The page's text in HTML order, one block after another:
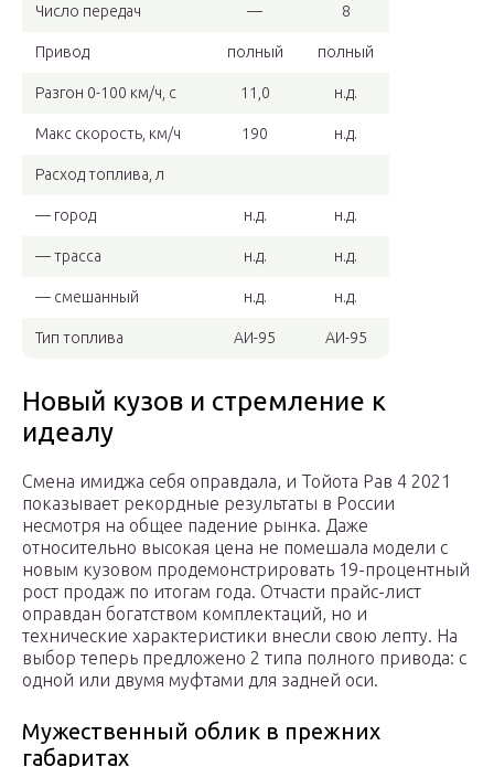
Число передач — 8
Привод полный полный
Разгон 0-100 км/ч, с 11,0 н.д.
Макс скорость, км/ч 190 н.д.
Расход топлива, л
— город н.д. н.д.
— трасса н.д. н.д.
— смешанный н.д. н.д.
Тип топлива АИ-95 АИ-95
Новый кузов и стремление к
идеалу
Смена имиджа себя оправдала, и Тойота Рав 4 2021
показывает рекордные результаты в России
несмотря на общее падение рынка. Даже
относительно высокая цена не помешала модели с
новым кузовом продемонстрировать 19-процентный
рост продаж по итогам года. Отчасти прайс-лист
оправдан богатством комплектаций, но и
технические характеристики внесли свою лепту. На
выбор теперь предложено 2 типа полного привода: с
одной или двумя муфтами для задней оси.
Мужественный облик в прежних
габаритах